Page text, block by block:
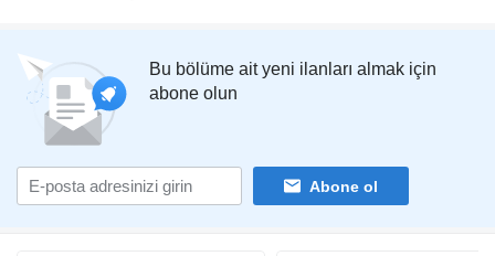
Bu bölüme ait yeni ilanları almak için
abone olun
Abone ol